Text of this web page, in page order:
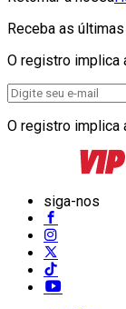
Receba as
O registro implica
O registro implica
siga-nos